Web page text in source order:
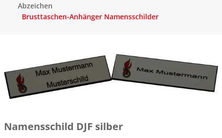
Abzeichen
Brusttaschen-Anhänger Namensschilder
Namensschild DJF silber